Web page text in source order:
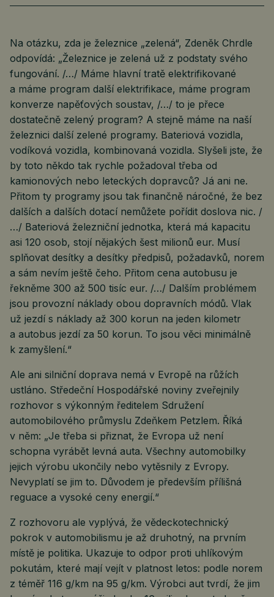
Na otázku, zda je železnice „zelená“, Zdeněk Chrdle
odpovídá: „Železnice je zelená už z podstaty svého
fungování. /…/ Máme hlavní tratě elektrifikované
a máme program další elektrifikace, máme program
konverze napěťových soustav, /…/ to je přece
dostatečně zelený program? A stejně máme na naší
železnici další zelené programy. Bateriová vozidla,
vodíková vozidla, kombinovaná vozidla. Slyšeli jste, že
by toto někdo tak rychle požadoval třeba od
kamionových nebo leteckých dopravců? Já ani ne.
Přitom ty programy jsou tak finančně náročné, že bez
dalších a dalších dotací nemůžete pořídit doslova nic. /
…/ Bateriová železniční jednotka, která má kapacitu
asi 120 osob, stojí nějakých šest milionů eur. Musí
splňovat desítky a desítky předpisů, požadavků, norem
a sám nevím ještě čeho. Přitom cena autobusu je
řekněme 300 až 500 tisíc eur. /…/ Dalším problémem
jsou provozní náklady obou dopravních módů. Vlak
už jezdí s náklady až 300 korun na jeden kilometr
a autobus jezdí za 50 korun. To jsou věci minimálně
k zamyšlení.“
Ale ani silniční doprava nemá v Evropě na růžích
ustláno. Středeční Hospodářské noviny zveřejnily
rozhovor s výkonným ředitelem Sdružení
automobilového průmyslu Zdeňkem Petzlem. Říká
v něm: „Je třeba si přiznat, že Evropa už není
schopna vyrábět levná auta. Všechny automobilky
jejich výrobu ukončily nebo vytěsnily z Evropy.
Nevyplatí se jim to. Důvodem je především přílišná
reguace a vysoké ceny energií.“
Z rozhovoru ale vyplývá, že vědeckotechnický
pokrok v automobilismu je až druhotný, na prvním
místě je politika. Ukazuje to odpor proti uhlíkovým
pokutám, které mají vejít v platnost letos: podle norem
z téměř 116 g/km na 95 g/km. Výrobci aut tvrdí, že jim